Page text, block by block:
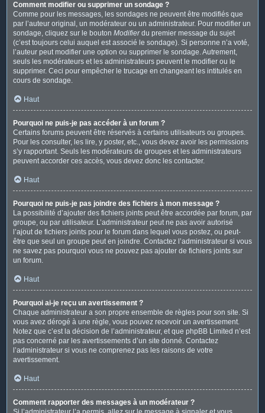
Comment modifier ou supprimer un sondage ?
Comme pour les messages, les sondages ne peuvent être modifiés que
par l’auteur original, un modérateur ou un administrateur. Pour modifier un
sondage, cliquez sur le bouton Modifierdu premier message du sujet
(c’est toujours celui auquel est associé le sondage). Si personne n’a voté,
l’auteur peut modifier une option ou supprimer le sondage. Autrement,
seuls les modérateurs et les administrateurs peuvent le modifier ou le
supprimer. Ceci pour empêcher le trucage en changeant les intitulés en
cours de sondage.
Haut
Pourquoi ne puis-je pas accéder à un forum ?
Certains forums peuvent être réservés à certains utilisateurs ou groupes.
Pour les consulter, les lire, y poster, etc., vous devez avoir les permissions
s’y rapportant. Seuls les modérateurs de groupes et les administrateurs
peuvent accorder ces accès, vous devez donc les contacter.
Haut
Pourquoi ne puis-je pas joindre des fichiers à mon message ?
La possibilité d’ajouter des fichiers joints peut être accordée par forum, par
groupe, ou par utilisateur. L’administrateur peut ne pas avoir autorisé
l’ajout de fichiers joints pour le forum dans lequel vous postez, ou peut-
être que seul un groupe peut en joindre. Contactez l’administrateur si vous
ne savez pas pourquoi vous ne pouvez pas ajouter de fichiers joints sur
un forum.
Haut
Pourquoi ai-je reçu un avertissement ?
Chaque administrateur a son propre ensemble de règles pour son site. Si
vous avez dérogé à une règle, vous pouvez recevoir un avertissement.
Notez que c’est la décision de l’administrateur, et que phpBB Limited n’est
pas concerné par les avertissements d’un site donné. Contactez
l’administrateur si vous ne comprenez pas les raisons de votre
avertissement.
Haut
Comment rapporter des messages à un modérateur ?